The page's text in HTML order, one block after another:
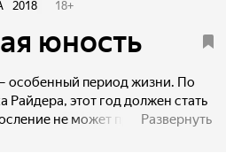
2018 18+
юность
особенный период жизни. По
этот год должен стать
не может проходить без
Развернуть